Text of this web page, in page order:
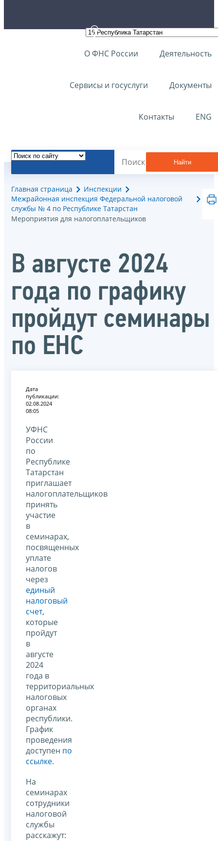
О ФНС России Деятельность
Сервисы и госуслуги Документы
Контакты ENG
Найти
Главная страница
Инспекции
Межрайонная инспекция Федеральной налоговой
службы № 4 по Республике Татарстан
Мероприятия для налогоплательщиков
В августе 2024
года по графику
пройдут семинары
по ЕНС
Дата
публикации:
02.08.2024
08:05
УФНС
России
по
Республике
Татарстан
приглашает
налогоплательщиков
принять
участие
в
семинарах,
посвященных
уплате
налогов
через
единый
налоговый
счет,
которые
пройдут
в
августе
2024
года в
территориальных
налоговых
органах
республики.
График
проведения
доступен по
ссылке.
На
семинарах
сотрудники
налоговой
службы
расскажут: